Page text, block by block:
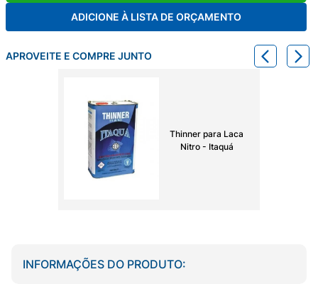
ADICIONE À LISTA DE ORÇAMENTO
APROVEITE E COMPRE JUNTO
Thinner para Laca
Nitro - Itaquá
INFORMAÇÕES DO PRODUTO: